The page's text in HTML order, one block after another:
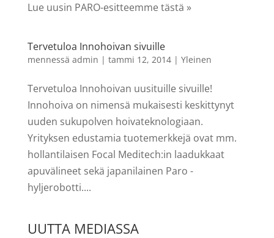
Lue uusin PARO-esitteemme tästä »
Tervetuloa Innohoivan sivuille
mennessä admin | tammi 12, 2014| Yleinen
Tervetuloa Innohoivan uusituille sivuille!
Innohoiva on nimensä mukaisesti keskittynyt
uuden sukupolven hoivateknologiaan.
Yrityksen edustamia tuotemerkkejä ovat mm.
hollantilaisen Focal Meditech:in laadukkaat
apuvälineet sekä japanilainen Paro -
hyljerobotti....
UUTTA MEDIASSA